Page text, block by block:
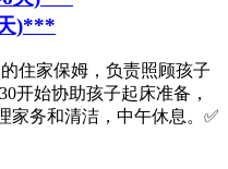
)***
住家保姆，负责照顾孩子
开始协助孩子起床准备，
家务和清洁，中午休息。✅